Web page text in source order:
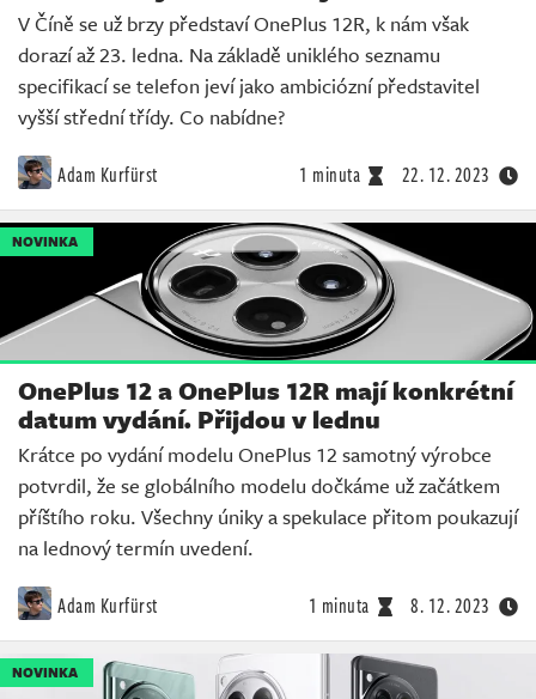
V Číně se už brzy představí OnePlus 12R, k nám však
dorazí až 23. ledna. Na základě uniklého seznamu
specifikací se telefon jeví jako ambiciózní představitel
vyšší střední třídy. Co nabídne?
Adam Kurfürst 1 minuta 22. 12. 2023
NOVINKA
OnePlus 12 a OnePlus 12R mají konkrétní
datum vydání. Přijdou v lednu
Krátce po vydání modelu OnePlus 12 samotný výrobce
potvrdil, že se globálního modelu dočkáme už začátkem
příštího roku. Všechny úniky a spekulace přitom poukazují
na lednový termín uvedení.
Adam Kurfürst 1 minuta 8. 12. 2023
NOVINKA